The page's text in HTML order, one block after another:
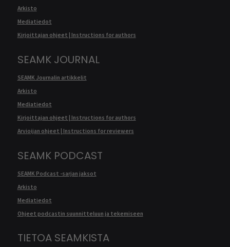
Arkisto
Mediatiedot
Kirjoittajan ohjeet | Instructions for authors
SEAMK JOURNAL
SEAMK Journalin artikkelit
Arkisto
Mediatiedot
Kirjoittajan ohjeet | Instructions for authors
Arvioijan ohjeet | Instructions for reviewers
SEAMK PODCAST
SEAMK Podcast -sarjan jaksot
Arkisto
Mediatiedot
Ohjeet podcastin suunnitteluun ja tekemiseen
TIETOA SEAMKISTA